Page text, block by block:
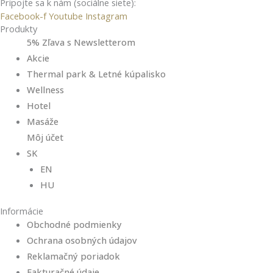
e
n
e
n
a
Pripojte sa k nám (sociálne siete):
Facebook-f Youtube Instagram
Produkty
5% Zľava s Newsletterom
Akcie
Thermal park & Letné kúpalisko
Wellness
Hotel
Masáže
Môj účet
SK
EN
HU
Informácie
Obchodné podmienky
Ochrana osobných údajov
Reklamačný poriadok